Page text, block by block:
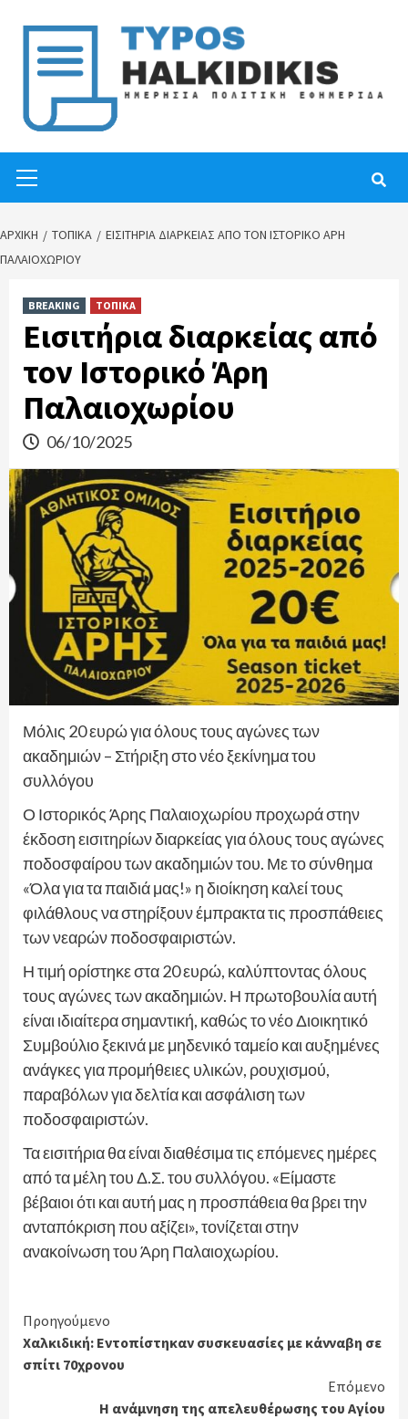
content
Menu
ΑΡΧΙΚΉ ΤΟΠΙΚΑ
ΕΙΣΙΤΉΡΙΑ ΔΙΑΡΚΕΊΑΣ ΑΠΌ ΤΟΝ ΙΣΤΟΡΙΚΌ ΆΡΗ
ΠΑΛΑΙΟΧΩΡΊΟΥ
BREAKING ΤΟΠΙΚΑ
Εισιτήρια διαρκείας από
τον Ιστορικό Άρη
Παλαιοχωρίου
06/10/2025
Μόλις 20 ευρώ για όλους τους αγώνες των
ακαδημιών – Στήριξη στο νέο ξεκίνημα του
συλλόγου
Ο Ιστορικός Άρης Παλαιοχωρίου προχωρά στην
έκδοση εισιτηρίων διαρκείας για όλους τους αγώνες
ποδοσφαίρου των ακαδημιών του. Με το σύνθημα
«Όλα για τα παιδιά μας!» η διοίκηση καλεί τους
φιλάθλους να στηρίξουν έμπρακτα τις προσπάθειες
των νεαρών ποδοσφαιριστών.
Η τιμή ορίστηκε στα 20 ευρώ, καλύπτοντας όλους
τους αγώνες των ακαδημιών. Η πρωτοβουλία αυτή
είναι ιδιαίτερα σημαντική, καθώς το νέο Διοικητικό
Συμβούλιο ξεκινά με μηδενικό ταμείο και αυξημένες
ανάγκες για προμήθειες υλικών, ρουχισμού,
παραβόλων για δελτία και ασφάλιση των
ποδοσφαιριστών.
Τα εισιτήρια θα είναι διαθέσιμα τις επόμενες ημέρες
από τα μέλη του Δ.Σ. του συλλόγου. «Είμαστε
βέβαιοι ότι και αυτή μας η προσπάθεια θα βρει την
ανταπόκριση που αξίζει», τονίζεται στην
ανακοίνωση του Άρη Παλαιοχωρίου.
Continue
Reading
Προηγούμενο
Χαλκιδική: Εντοπίστηκαν συσκευασίες με κάνναβη σε
σπίτι 70χρονου
Επόμενο
Η ανάμνηση της απελευθέρωσης του Αγίου